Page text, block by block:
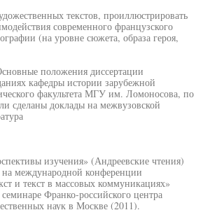
текстов, проиллюстрировать
современного французского
(на уровне сюжета, образа героя,
положения диссертации
кафедры истории зарубежной
факультета МГУ им. Ломоносова, по
сделаны доклады на межвузовской
изучения» (Андреевские чтения)
международной конференции
и текст в массовых коммуникациях»
Франко-российского центра
наук в Москве (2011).